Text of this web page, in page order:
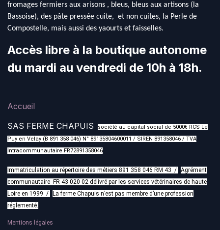
fromages fermiers aux arisons , bleus, bleus aux artisons (la
Bassoise), des pâte pressée cuite, et non cuites, la Perle de
Compostelle, mais aussi des yaourts et faisselles.
Accès libre à la boutique autonome
du mardi au vendredi de 10h à 18h.
Accueil
SAS FERME CHAPUIS
société au capital social de 5000€ RCS Le
Puy en Velay (B 891 358 046) N° 89135804600011 / SIREN 891358046 / TVA
Intracommunautaire FR72891358046
Immatriculation au répertoire des métiers 891 358 046 RM 43 / Agrément
communautaire FR 43 020 02 délivré par les services vétérinaires de haute
Loire en 1999 / La ferme Chapuis n’est pas membre d’une profession
réglementé.
Mentions légales